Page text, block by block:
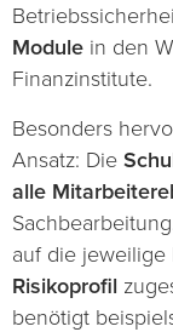
Module in den
Finanzinstitute.
Besonders
Ansatz: Die
alle
auf die
Risikoprofil
benötigt